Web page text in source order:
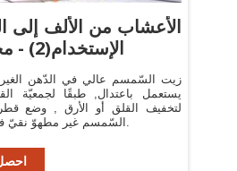
الأعشاب من الألف إلى
الإستخدام(2) - مجتمع رجيم
يستعمل باعتدال, طبقًا لجمعيّة
لتخفيف القلق أو الأرق , وضع
السّمسم غير مطهوّ نقيّ في كلّ فتحة أنف.